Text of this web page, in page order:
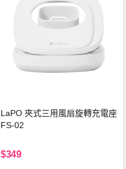
LaPO 夾式三用風扇旋轉充電座
FS-02
$349